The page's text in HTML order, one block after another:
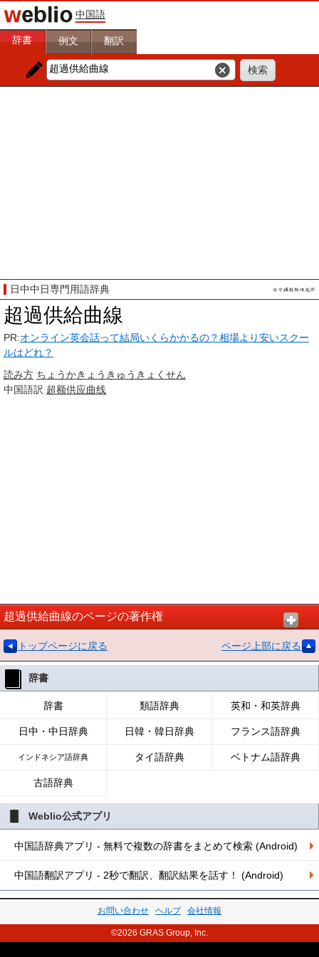
中国語
辞書 例文 翻訳
日中中日専門用語辞典
超過供給曲線
PR:オンライン英会話って結局いくらかかるの？相場より安いスクー
ルはどれ？
読み方 ちょうかきょうきゅう きょくせん
中国語訳 超额供应曲线
超過供給曲線のページの著作権
トップページに戻る ページ上部に戻る
辞書
辞書 類語辞典 英和・和英辞典
日中・中日辞典 日韓・韓日辞典 フランス語辞典
インドネシア語辞典 タイ語辞典 ベトナム語辞典
古語辞典
Weblio公式アプリ
中国語辞典アプリ - 無料で複数の辞書をまとめて検索 (Android)
中国語翻訳アプリ - 2秒で翻訳、翻訳結果を話す！ (Android)
お問い合わせ ヘルプ 会社情報
©2026 GRAS Group, Inc.